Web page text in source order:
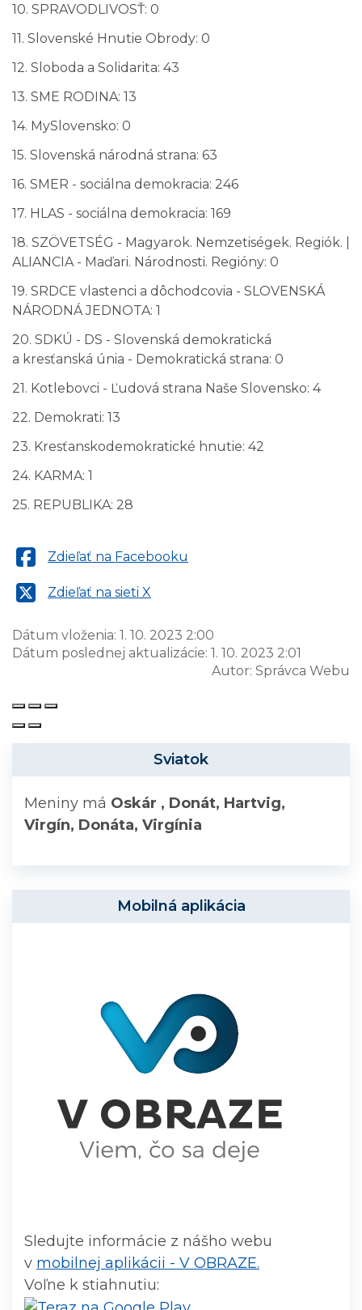
10. SPRAVODLIVOSŤ: 0
11. Slovenské Hnutie Obrody: 0
12. Sloboda a Solidarita: 43
13. SME RODINA: 13
14. MySlovensko: 0
15. Slovenská národná strana: 63
16. SMER - sociálna demokracia: 246
17. HLAS - sociálna demokracia: 169
18. SZÖVETSÉG - Magyarok. Nemzetiségek. Regiók. |
ALIANCIA - Maďari. Národnosti. Regióny: 0
19. SRDCE vlastenci a dôchodcovia - SLOVENSKÁ
NÁRODNÁ JEDNOTA: 1
20. SDKÚ - DS - Slovenská demokratická
a kresťanská únia - Demokratická strana: 0
21. Kotlebovci - Ľudová strana Naše Slovensko: 4
22. Demokrati: 13
23. Kresťanskodemokratické hnutie: 42
24. KARMA: 1
25. REPUBLIKA: 28
Zdieľať na Facebooku
Zdieľať na sieti X
Dátum vloženia: 1. 10. 2023 2:00
Dátum poslednej aktualizácie: 1. 10. 2023 2:01
Autor: Správca Webu
Sviatok
Meniny má Oskár , Donát, Hartvig,
Virgín, Donáta, Virgínia
Mobilná aplikácia
Sledujte informácie z nášho webu
v mobilnej aplikácii - V OBRAZE.
Voľne k stiahnutiu: